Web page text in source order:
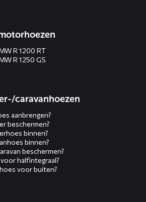
R 1200 RT
R 1250 GS
caravanhoezen
aanbrengen?
beschermen?
binnen?
binnen?
beschermen?
halfintegraal?
voor buiten?